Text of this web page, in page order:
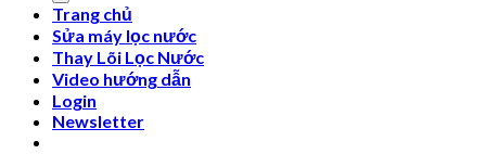
Trang chủ
Sửa máy lọc nước
Thay Lõi Lọc Nước
Video hướng dẫn
Login
Newsletter